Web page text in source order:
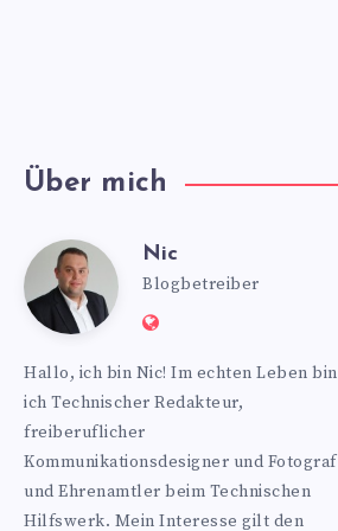
Über mich
Nic Nic
Blogbetreiber
Website:
Hallo, ich bin Nic! Im echten Leben bin
ich Technischer Redakteur,
freiberuflicher
Kommunikationsdesigner und Fotograf
und Ehrenamtler beim Technischen
Hilfswerk. Mein Interesse gilt den